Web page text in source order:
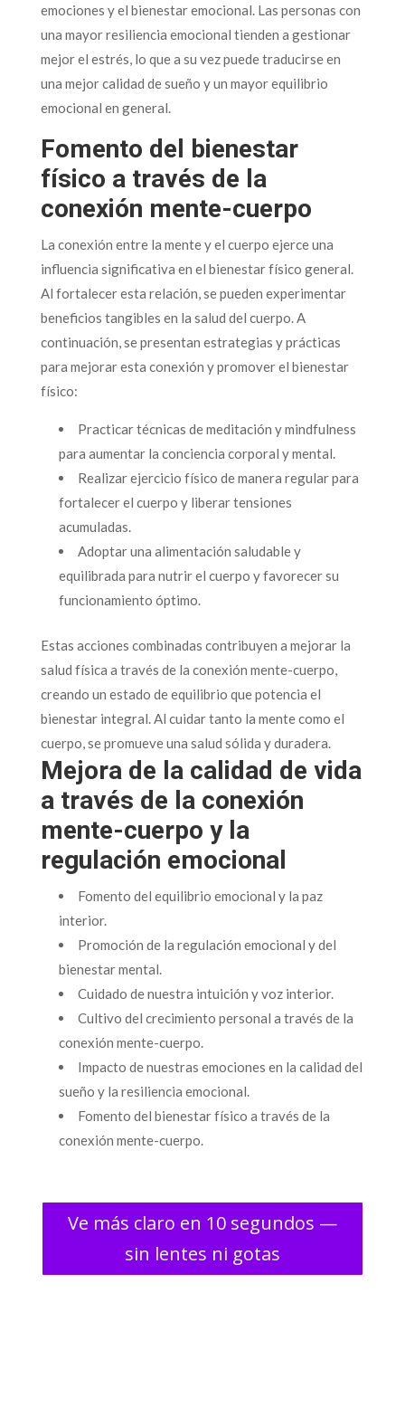
emociones y el bienestar emocional. Las personas con
una mayor resiliencia emocional tienden a gestionar
mejor el estrés, lo que a su vez puede traducirse en
una mejor calidad de sueño y un mayor equilibrio
emocional en general.
Fomento del bienestar
físico a través de la
conexión mente-cuerpo
La conexión entre la mente y el cuerpo ejerce una
influencia significativa en el bienestar físico general.
Al fortalecer esta relación, se pueden experimentar
beneficios tangibles en la salud del cuerpo. A
continuación, se presentan estrategias y prácticas
para mejorar esta conexión y promover el bienestar
físico:
Practicar técnicas de meditación y mindfulness
para aumentar la conciencia corporal y mental.
Realizar ejercicio físico de manera regular para
fortalecer el cuerpo y liberar tensiones
acumuladas.
Adoptar una alimentación saludable y
equilibrada para nutrir el cuerpo y favorecer su
funcionamiento óptimo.
Estas acciones combinadas contribuyen a mejorar la
salud física a través de la conexión mente-cuerpo,
creando un estado de equilibrio que potencia el
bienestar integral. Al cuidar tanto la mente como el
cuerpo, se promueve una salud sólida y duradera.
Mejora de la calidad de vida
a través de la conexión
mente-cuerpo y la
regulación emocional
Fomento del equilibrio emocional y la paz
interior.
Promoción de la regulación emocional y del
bienestar mental.
Cuidado de nuestra intuición y voz interior.
Cultivo del crecimiento personal a través de la
conexión mente-cuerpo.
Impacto de nuestras emociones en la calidad del
sueño y la resiliencia emocional.
Fomento del bienestar físico a través de la
conexión mente-cuerpo.
Ve más claro en 10 segundos —
sin lentes ni gotas